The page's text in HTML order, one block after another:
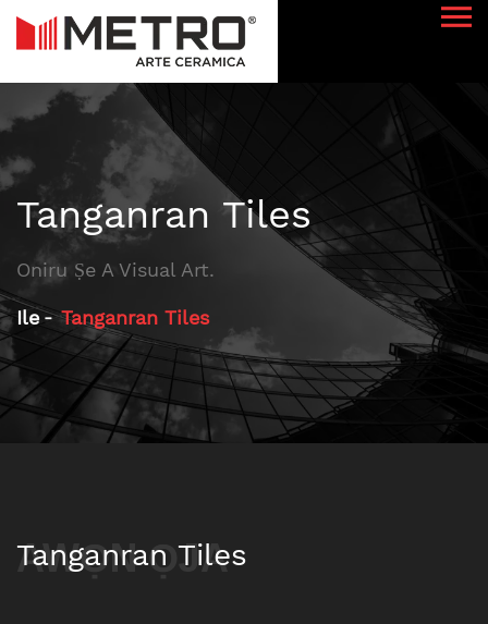
Tanganran Tiles
Oniru Ṣe A Visual Art.
Ile Tanganran Tiles
AWỌN ỌJA
Tanganran Tiles